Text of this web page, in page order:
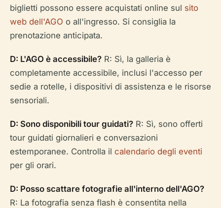
biglietti possono essere acquistati online sul sito
web dell'AGO o all'ingresso. Si consiglia la
prenotazione anticipata.
D: L'AGO è accessibile? R: Sì, la galleria è
completamente accessibile, inclusi l'accesso per
sedie a rotelle, i dispositivi di assistenza e le risorse
sensoriali.
D: Sono disponibili tour guidati? R: Sì, sono offerti
tour guidati giornalieri e conversazioni
estemporanee. Controlla il calendario degli eventi
per gli orari.
D: Posso scattare fotografie all'interno dell'AGO?
R: La fotografia senza flash è consentita nella